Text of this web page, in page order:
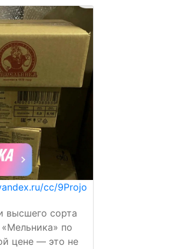
cc/9Projo
высшего сорта
по
цене — это не